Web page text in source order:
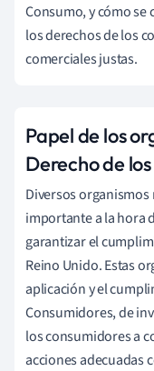
Consumo, y cómo
los derechos de los
comerciales justas.
Papel de los
Derecho de
Diversos
importante a la hora
garantizar el
Reino Unido. Estas
aplicación y el
Consumidores, de
los consumidores a
acciones adecuadas